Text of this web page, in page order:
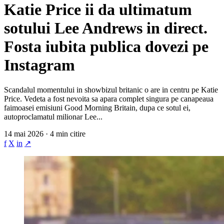
Katie Price ii da ultimatum
sotului Lee Andrews in direct.
Fosta iubita publica dovezi pe
Instagram
Scandalul momentului in showbizul britanic o are in centru pe Katie
Price. Vedeta a fost nevoita sa apara complet singura pe canapeaua
faimoasei emisiuni Good Morning Britain, dupa ce sotul ei,
autoproclamatul milionar Lee...
14 mai 2026 · 4 min citire
f X in ↗